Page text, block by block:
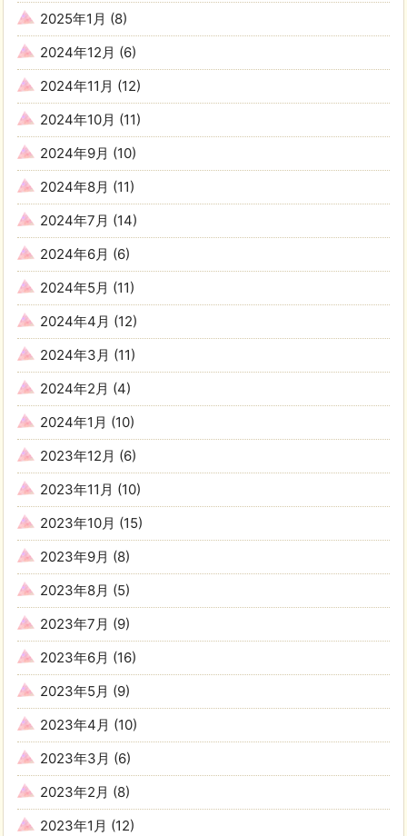
2025年1月 (8)
2024年12月 (6)
2024年11月 (12)
2024年10月 (11)
2024年9月 (10)
2024年8月 (11)
2024年7月 (14)
2024年6月 (6)
2024年5月 (11)
2024年4月 (12)
2024年3月 (11)
2024年2月 (4)
2024年1月 (10)
2023年12月 (6)
2023年11月 (10)
2023年10月 (15)
2023年9月 (8)
2023年8月 (5)
2023年7月 (9)
2023年6月 (16)
2023年5月 (9)
2023年4月 (10)
2023年3月 (6)
2023年2月 (8)
2023年1月 (12)